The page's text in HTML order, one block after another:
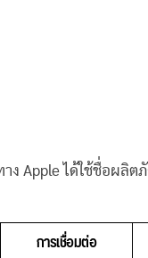
ง Apple ได้ใช้ชื่อผลิต
การเชื่อมต่อ